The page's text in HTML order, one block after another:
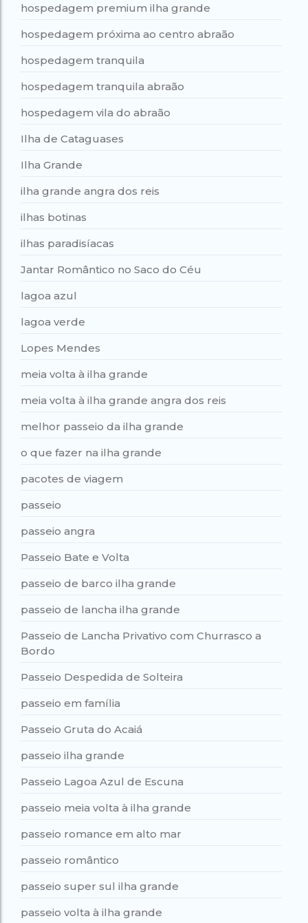
hospedagem premium ilha grande
hospedagem próxima ao centro abraão
hospedagem tranquila
hospedagem tranquila abraão
hospedagem vila do abraão
Ilha de Cataguases
Ilha Grande
ilha grande angra dos reis
ilhas botinas
ilhas paradisíacas
Jantar Romântico no Saco do Céu
lagoa azul
lagoa verde
Lopes Mendes
meia volta à ilha grande
meia volta à ilha grande angra dos reis
melhor passeio da ilha grande
o que fazer na ilha grande
pacotes de viagem
passeio
passeio angra
Passeio Bate e Volta
passeio de barco ilha grande
passeio de lancha ilha grande
Passeio de Lancha Privativo com Churrasco a
Bordo
Passeio Despedida de Solteira
passeio em família
Passeio Gruta do Acaiá
passeio ilha grande
Passeio Lagoa Azul de Escuna
passeio meia volta à ilha grande
passeio romance em alto mar
passeio romântico
passeio super sul ilha grande
passeio volta à ilha grande